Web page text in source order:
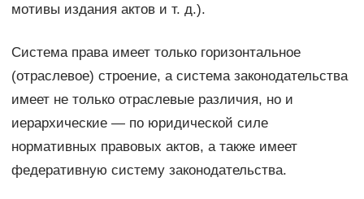
мотивы издания актов и т. д.).
Система права имеет только горизонтальное
(отраслевое) строение, а система законодательства
имеет не только отраслевые различия, но и
иерархические — по юридической силе
нормативных правовых актов, а также имеет
федеративную систему законодательства.